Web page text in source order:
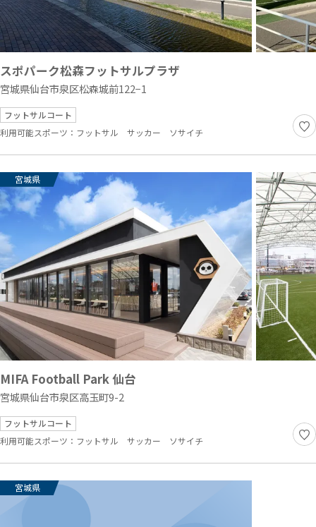
スポパーク松森フットサルプラザ
宮城県仙台市泉区松森城前122−1
フットサルコート
利用可能スポーツ： フットサル サッカー ソサイチ
宮城県
MIFA Football Park 仙台
宮城県仙台市泉区高玉町9-2
フットサルコート
利用可能スポーツ： フットサル サッカー ソサイチ
宮城県